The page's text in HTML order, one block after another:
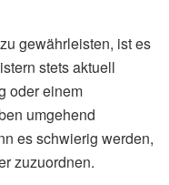
gewährleisten, ist es
stets aktuell
oder einem
umgehend
es schwierig werden,
zuzuordnen.